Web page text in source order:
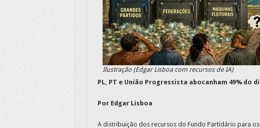
Ilustração (Edgar Lisboa com recursos de IA)
PL, PT e União Progressista abocanham 49%
Por Edgar Lisboa
A distribuição dos recursos do Fundo Partidário para